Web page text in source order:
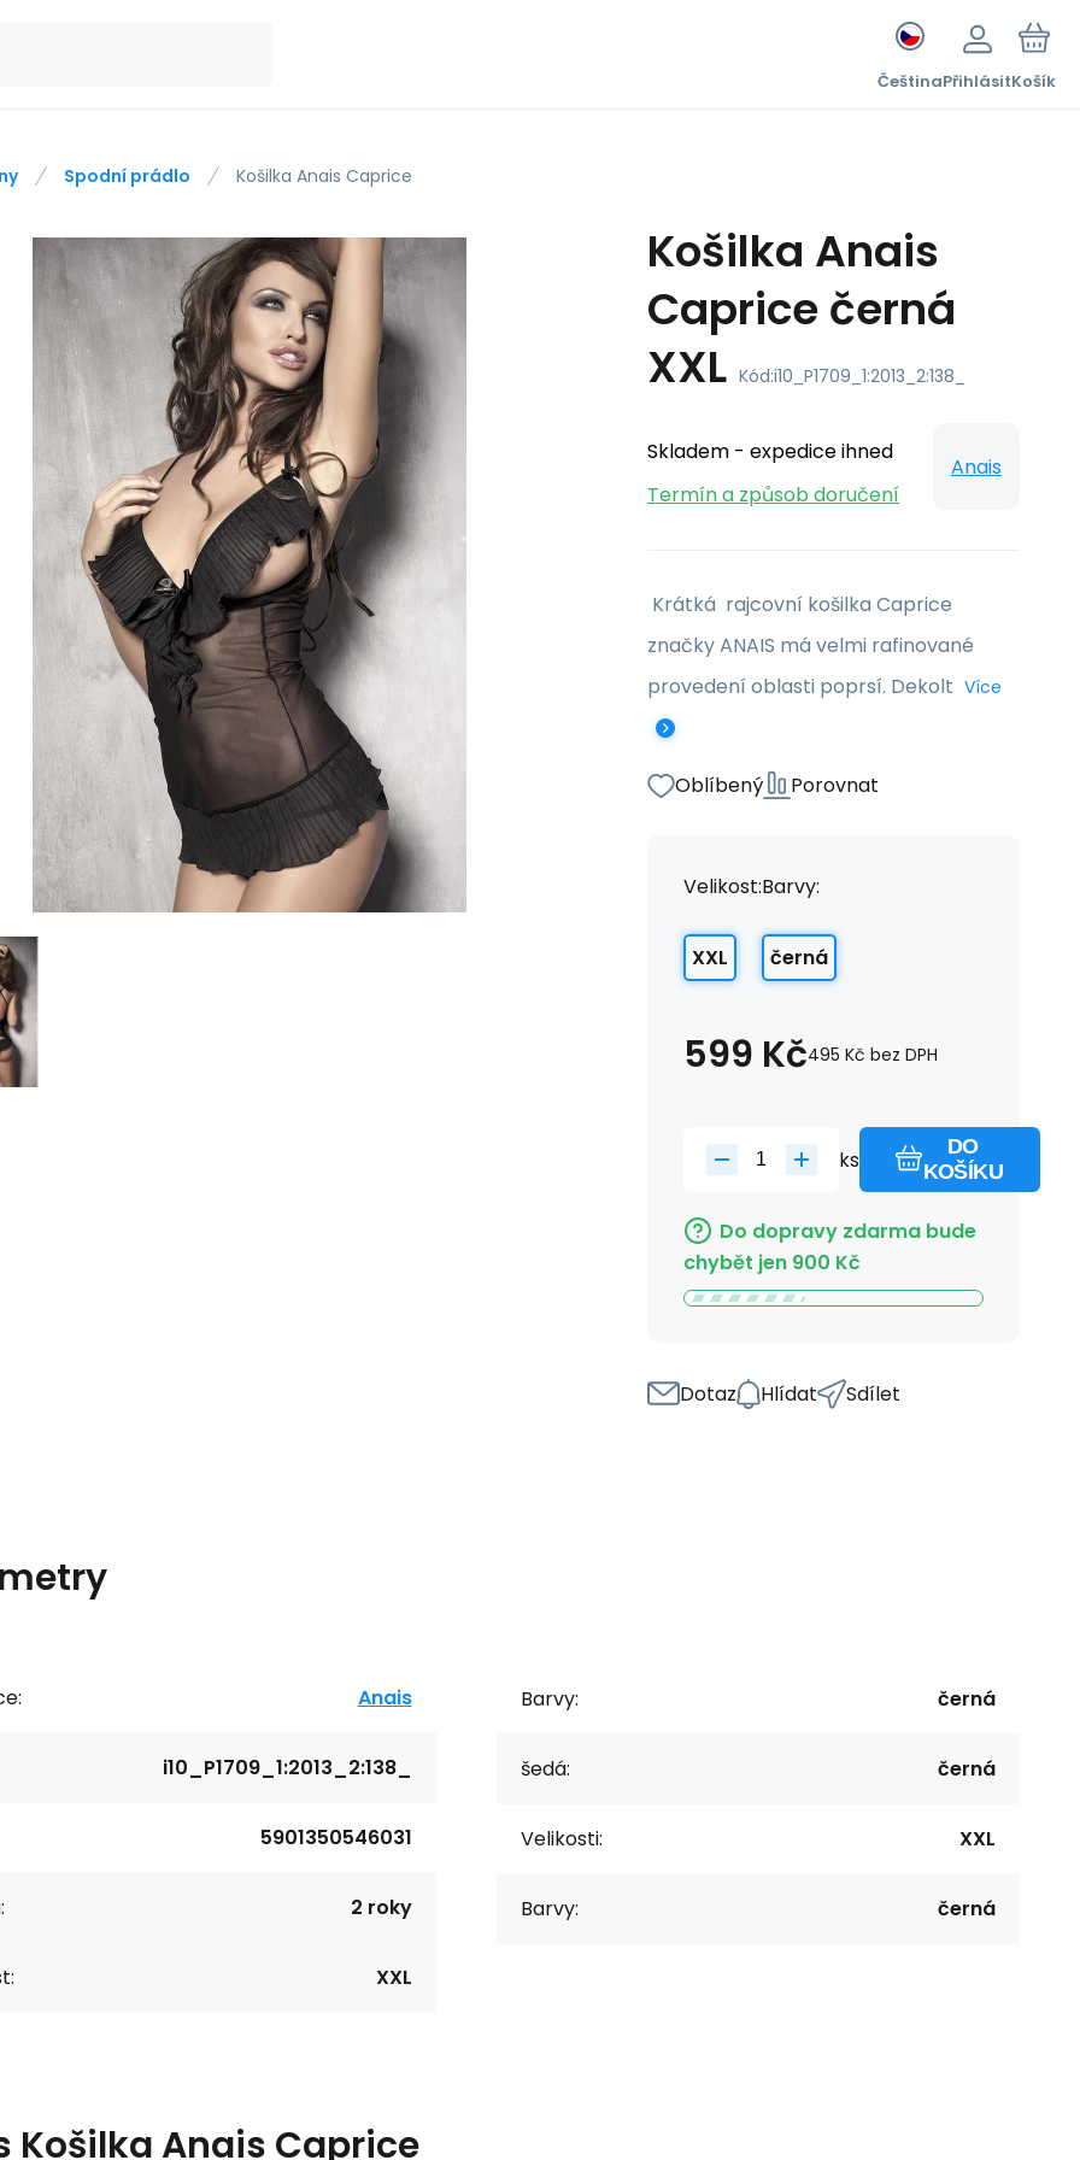
ČeštinaPřihlásitKošík
Spodní prádlo Košilka Anais Caprice
Košilka Anais
Caprice černá
XXL Kód:i10_P1709_1:2013_2:138_
Skladem - expedice ihned
Termín a způsob doručení
Anais
Krátká rajcovní košilka Caprice
značky ANAIS má velmi rafinované
provedení oblasti poprsí. Dekolt Více
Oblíbený Porovnat
Velikost:
XXL
Barvy:
černá
599 Kč495 Kč bez DPH
ks
DO
KOŠÍKU
Do dopravy zdarma bude
chybět jen 900 Kč
Dotaz Hlídat Sdílet
Anais
i10_P1709_1:2013_2:138_
5901350546031
2 roky
XXL
Barvy: černá
šedá: černá
Velikosti: XXL
Barvy: černá
Košilka Anais Caprice